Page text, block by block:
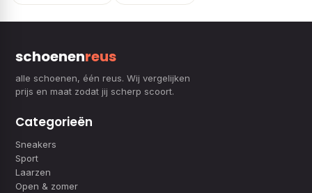
schoenenreus
alle schoenen, één reus. Wij vergelijken
prijs en maat zodat jij scherp scoort.
Categorieën
Sneakers
Sport
Laarzen
Open & zomer